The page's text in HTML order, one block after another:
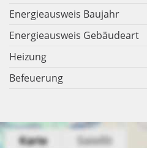
Energieausweis Baujahr
Energieausweis Gebäudeart
Heizung
Befeuerung